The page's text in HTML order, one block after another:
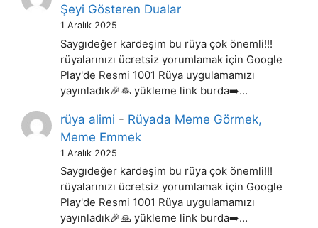
Şeyi Gösteren Dualar
1 Aralık 2025
Saygıdeğer kardeşim bu rüya çok önemli!!!
rüyalarınızı ücretsiz yorumlamak için Google
Play'de Resmi 1001 Rüya uygulamamızı
yayınladık🎉🙏 yükleme link burda➡️…
rüya alimi - Rüyada Meme Görmek,
Meme Emmek
1 Aralık 2025
Saygıdeğer kardeşim bu rüya çok önemli!!!
rüyalarınızı ücretsiz yorumlamak için Google
Play'de Resmi 1001 Rüya uygulamamızı
yayınladık🎉🙏 yükleme link burda➡️…